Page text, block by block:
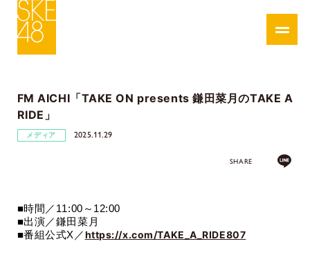
FM AICHI「TAKE ON presents 鎌田菜月のTAKE A
RIDE」
メディア 2025.11.29
SHARE
■時間／ 11:00 ～ 12:00
■出演／鎌田菜月
■番組公式X／https://x.com/TAKE_A_RIDE807